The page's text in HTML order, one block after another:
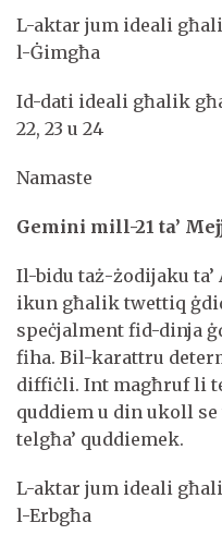
L-aktar jum ideali
l-Ġimgħa
Id-dati ideali għalik
22, 23 u 24
Namaste
Gemini mill-21 ta’
Il-bidu taż-żodijaku
ikun għalik twettiq
speċjalment fid-dinja
fiha. Bil-karattru
diffiċli. Int magħruf li
quddiem u din ukoll
telgħa’ quddiemek.
L-aktar jum ideali
l-Erbgħa